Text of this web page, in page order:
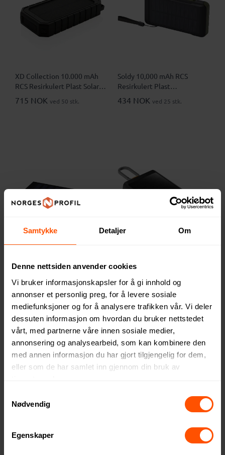
Samtykke Detaljer Om
Denne nettsiden anvender cookies
Vi bruker informasjonskapsler for å gi innhold og
annonser et personlig preg, for å levere sosiale
mediefunksjoner og for å analysere trafikken vår. Vi deler
dessuten informasjon om hvordan du bruker nettstedet
vårt, med partnerne våre innen sosiale medier,
annonsering og analysearbeid, som kan kombinere den
med annen informasjon du har gjort tilgjengelig for dem,
eller som de har samlet inn gjennom din bruk av
Nødvendig
Egenskaper
XD Collection 10.000 mAh
RCS Resirkulert Plast Solar
10 W Trådløs Powerbank
715 NOK ved 50 stk.
Soldy 10,000 mAh RCS
Resirkulert Plast
Solcelledrevet Powerbank
434 NOK ved 25 stk.
Stellar 8000 mAh
293 NOK ved 25 stk.
Xtorm XG2S101 Go2 10.000
Powerbank med Lys og
Karabinkrok
548 NOK ved 25 stk.